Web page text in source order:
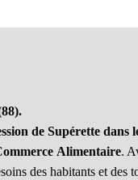
de Supérette dans
Alimentaire.
des habitants et des